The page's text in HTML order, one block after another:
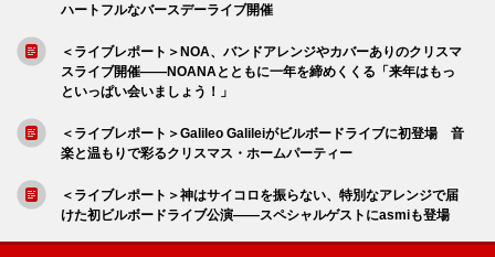
ハートフルなバースデーライブ開催
＜ライブレポート＞NOA、バンドアレンジやカバーありのクリスマ
スライブ開催――NOANAとともに一年を締めくくる「来年はもっ
といっぱい会いましょう！」
＜ライブレポート＞Galileo Galileiがビルボードライブに初登場 音
楽と温もりで彩るクリスマス・ホームパーティー
＜ライブレポート＞神はサイコロを振らない、特別なアレンジで届
けた初ビルボードライブ公演――スペシャルゲストにasmiも登場